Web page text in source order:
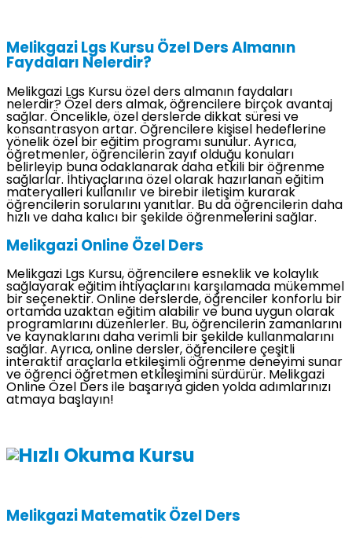
Melikgazi Lgs Kursu Özel Ders Almanın
Faydaları Nelerdir?
Melikgazi Lgs Kursu özel ders almanın faydaları
nelerdir? Özel ders almak, öğrencilere birçok avantaj
sağlar. Öncelikle, özel derslerde dikkat süresi ve
konsantrasyon artar. Öğrencilere kişisel hedeflerine
yönelik özel bir eğitim programı sunulur. Ayrıca,
öğretmenler, öğrencilerin zayıf olduğu konuları
belirleyip buna odaklanarak daha etkili bir öğrenme
sağlarlar. İhtiyaçlarına özel olarak hazırlanan eğitim
materyalleri kullanılır ve birebir iletişim kurarak
öğrencilerin sorularını yanıtlar. Bu da öğrencilerin daha
hızlı ve daha kalıcı bir şekilde öğrenmelerini sağlar.
Melikgazi Online Özel Ders
Melikgazi Lgs Kursu, öğrencilere esneklik ve kolaylık
sağlayarak eğitim ihtiyaçlarını karşılamada mükemmel
bir seçenektir. Online derslerde, öğrenciler konforlu bir
ortamda uzaktan eğitim alabilir ve buna uygun olarak
programlarını düzenlerler. Bu, öğrencilerin zamanlarını
ve kaynaklarını daha verimli bir şekilde kullanmalarını
sağlar. Ayrıca, online dersler, öğrencilere çeşitli
interaktif araçlarla etkileşimli öğrenme deneyimi sunar
ve öğrenci öğretmen etkileşimini sürdürür. Melikgazi
Online Özel Ders ile başarıya giden yolda adımlarınızı
atmaya başlayın!
Melikgazi Matematik Özel Ders